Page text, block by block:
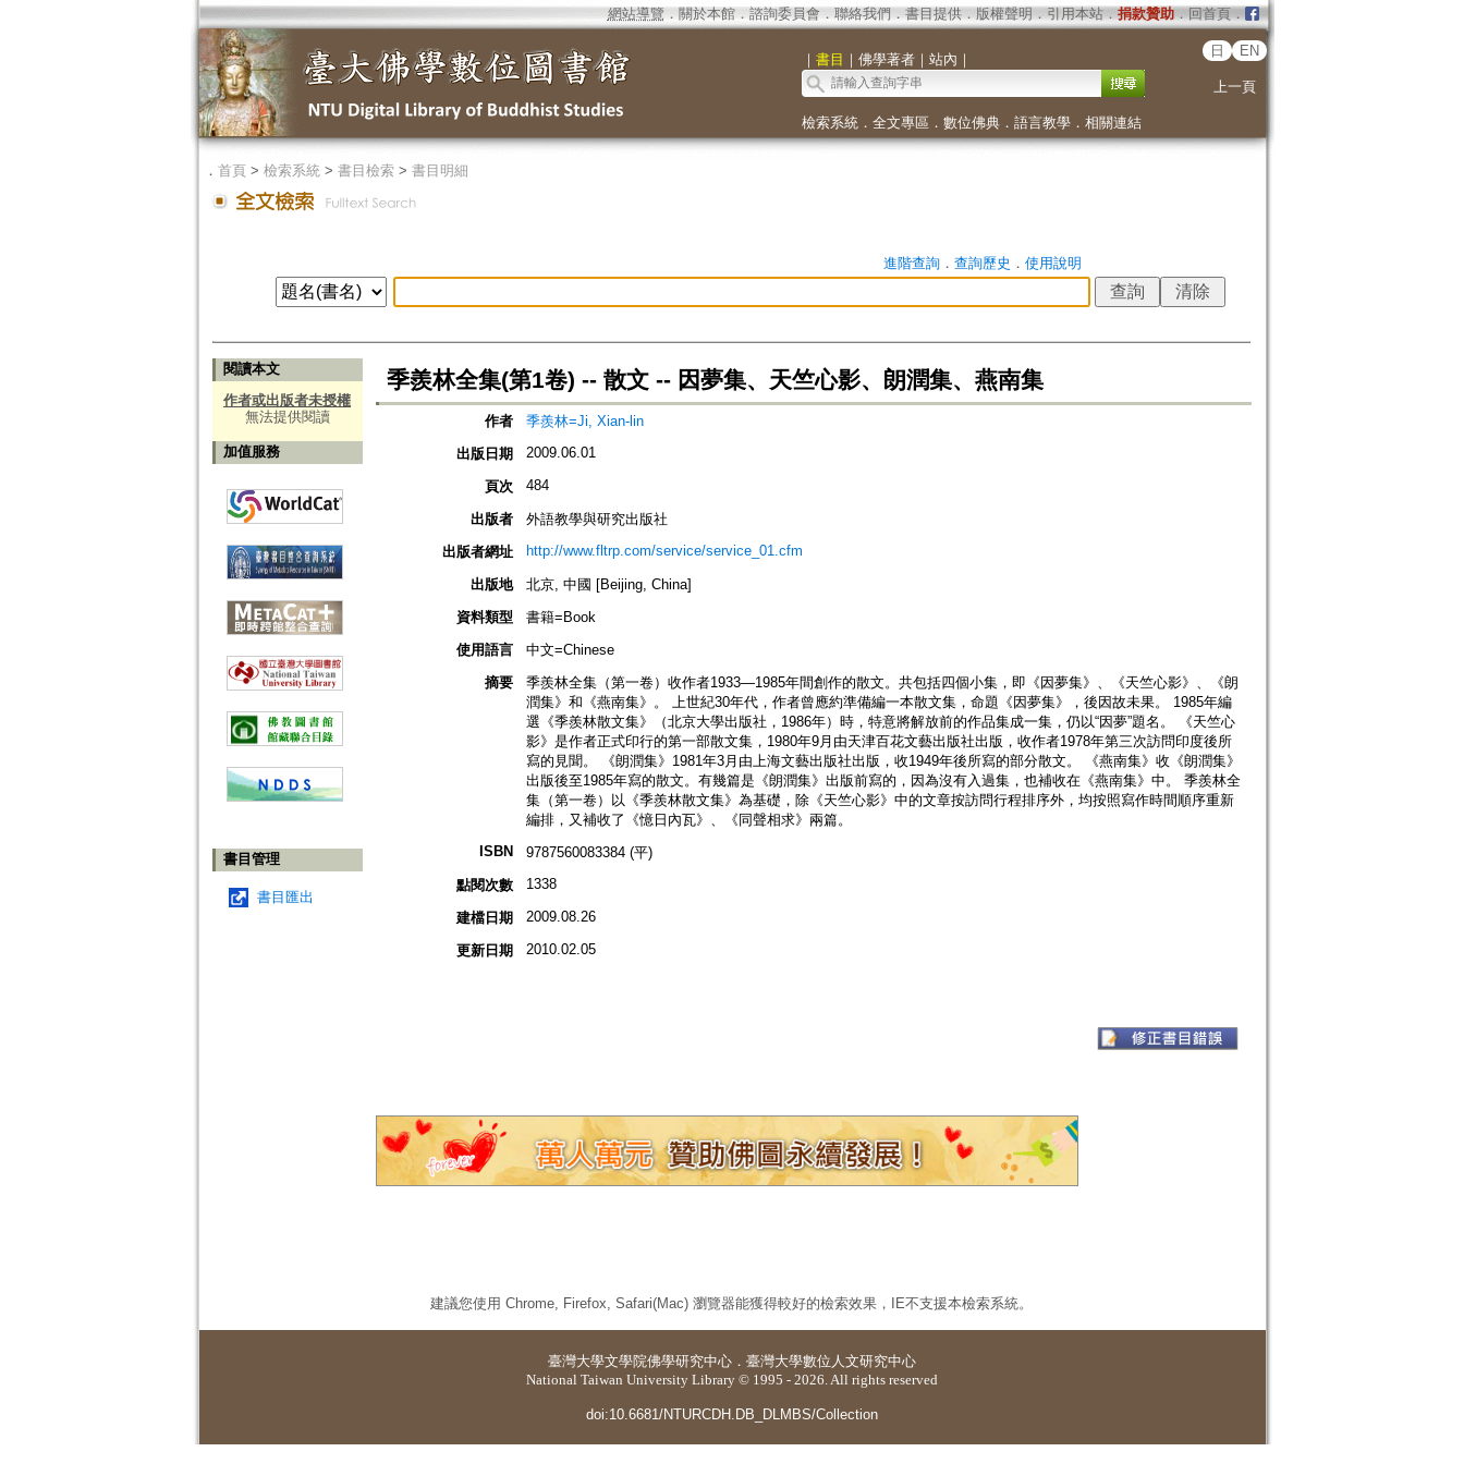
網站導覽 ． 關於本館． 諮詢委員會． 聯絡我們 ． 書目提供． 版權聲明 ． 引用本站． 捐款贊助．回首頁．
｜ 書目 ｜ 佛學著者｜ 站內 ｜
日 EN
上一頁
檢索系統． 全文專區 ． 數位佛典． 語言教學． 相關連結
． 首頁> 檢索系統> 書目檢索> 書目明細
進階查詢． 查詢歷史 ． 使用說明
閱讀本文
作者或出版者未授權
無法提供閱讀
加值服務
書目管理
書目匯出
季羨林全集(第1卷) -- 散文 -- 因夢集、天竺心影、朗潤集、燕南集
作者
季羨林=Ji, Xian-lin
出版日期
2009.06.01
頁次 484
出版者
外語教學與研究出版社
出版者網址
http://www.fltrp.com/service/service_01.cfm
出版地
北京, 中國 [Beijing, China]
資料類型
書籍=Book
使用語言
中文=Chinese
摘要
季羨林全集（第一卷）收作者1933—1985年間創作的散文。共包括四個小集，即《因夢集》、《天竺心影》、《朗
潤集》和《燕南集》。 上世紀30年代，作者曾應約準備編一本散文集，命題《因夢集》，後因故未果。 1985年編
選《季羨林散文集》（北京大學出版社，1986年）時，特意將解放前的作品集成一集，仍以“因夢”題名。 《天竺心
影》是作者正式印行的第一部散文集，1980年9月由天津百花文藝出版社出版，收作者1978年第三次訪問印度後所
寫的見聞。 《朗潤集》1981年3月由上海文藝出版社出版，收1949年後所寫的部分散文。 《燕南集》收《朗潤集》
出版後至1985年寫的散文。有幾篇是《朗潤集》出版前寫的，因為沒有入過集，也補收在《燕南集》中。 季羨林全
集（第一卷）以《季羨林散文集》為基礎，除《天竺心影》中的文章按訪問行程排序外，均按照寫作時間順序重新
編排，又補收了《憶日內瓦》、《同聲相求》兩篇。
ISBN
9787560083384 (平)
點閱次數
1338
建檔日期 2009.08.26
更新日期 2010.02.05
建議您使用 Chrome, Firefox, Safari(Mac) 瀏覽器能獲得較好的檢索效果，IE不支援本檢索系統。
臺灣大學文學院佛學研究中心 ． 臺灣大學數位人文研究中心
National Taiwan University Library © 1995 - 2026. All rights reserved
doi:10.6681/NTURCDH.DB_DLMBS/Collection